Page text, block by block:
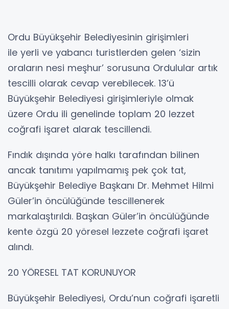
Ordu Büyükşehir Belediyesinin girişimleri
ile yerli ve yabancı turistlerden gelen ‘sizin
oraların nesi meşhur’ sorusuna Ordulular artık
tescilli olarak cevap verebilecek. 13’ü
Büyükşehir Belediyesi girişimleriyle olmak
üzere Ordu ili genelinde toplam 20 lezzet
coğrafi işaret alarak tescillendi.
Fındık dışında yöre halkı tarafından bilinen
ancak tanıtımı yapılmamış pek çok tat,
Büyükşehir Belediye Başkanı Dr. Mehmet Hilmi
Güler’in öncülüğünde tescillenerek
markalaştırıldı. Başkan Güler’in öncülüğünde
kente özgü 20 yöresel lezzete coğrafi işaret
alındı.
20 YÖRESEL TAT KORUNUYOR
Büyükşehir Belediyesi, Ordu’nun coğrafi işaretli